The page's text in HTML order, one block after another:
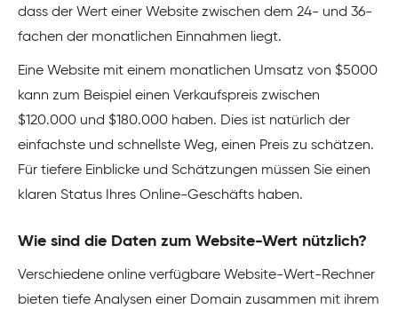
dass der Wert einer Website zwischen dem 24- und 36-
fachen der monatlichen Einnahmen liegt.
Eine Website mit einem monatlichen Umsatz von $5000
kann zum Beispiel einen Verkaufspreis zwischen
$120.000 und $180.000 haben. Dies ist natürlich der
einfachste und schnellste Weg, einen Preis zu schätzen.
Für tiefere Einblicke und Schätzungen müssen Sie einen
klaren Status Ihres Online-Geschäfts haben.
Wie sind die Daten zum Website-Wert nützlich?
Verschiedene online verfügbare Website-Wert-Rechner
bieten tiefe Analysen einer Domain zusammen mit ihrem